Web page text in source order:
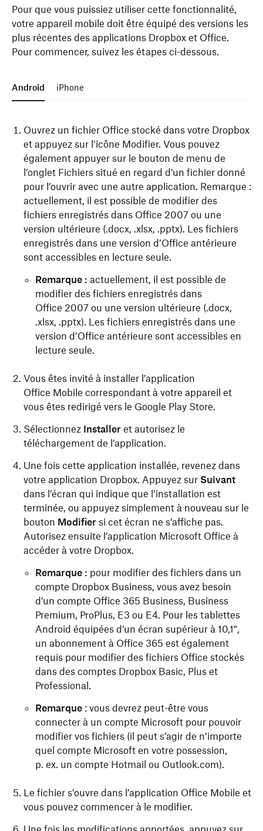
Pour que vous puissiez utiliser cette fonctionnalité,
votre appareil mobile doit être équipé des versions les
plus récentes des applications Dropbox et Office.
Pour commencer, suivez les étapes ci-dessous.
Android iPhone
Ouvrez un fichier Office stocké dans votre Dropbox
et appuyez sur l’icône Modifier. Vous pouvez
également appuyer sur le bouton de menu de
l’onglet Fichiers situé en regard d’un fichier donné
pour l’ouvrir avec une autre application. Remarque :
actuellement, il est possible de modifier des
fichiers enregistrés dans Office 2007 ou une
version ultérieure (.docx, .xlsx, .pptx). Les fichiers
enregistrés dans une version d’Office antérieure
sont accessibles en lecture seule.
Remarque : actuellement, il est possible de
modifier des fichiers enregistrés dans
Office 2007 ou une version ultérieure (.docx,
.xlsx, .pptx). Les fichiers enregistrés dans une
version d’Office antérieure sont accessibles en
lecture seule.
Vous êtes invité à installer l’application
Office Mobile correspondant à votre appareil et
vous êtes redirigé vers le Google Play Store.
Sélectionnez Installer et autorisez le
téléchargement de l’application.
Une fois cette application installée, revenez dans
votre application Dropbox. Appuyez sur Suivant
dans l’écran qui indique que l’installation est
terminée, ou appuyez simplement à nouveau sur le
bouton Modifier si cet écran ne s’affiche pas.
Autorisez ensuite l’application Microsoft Office à
accéder à votre Dropbox.
Remarque : pour modifier des fichiers dans un
compte Dropbox Business, vous avez besoin
d’un compte Office 365 Business, Business
Premium, ProPlus, E3 ou E4. Pour les tablettes
Android équipées d’un écran supérieur à 10,1",
un abonnement à Office 365 est également
requis pour modifier des fichiers Office stockés
dans des comptes Dropbox Basic, Plus et
Professional.
Remarque : vous devrez peut-être vous
connecter à un compte Microsoft pour pouvoir
modifier vos fichiers (il peut s’agir de n’importe
quel compte Microsoft en votre possession,
p. ex. un compte Hotmail ou Outlook.com).
Le fichier s’ouvre dans l’application Office Mobile et
vous pouvez commencer à le modifier.